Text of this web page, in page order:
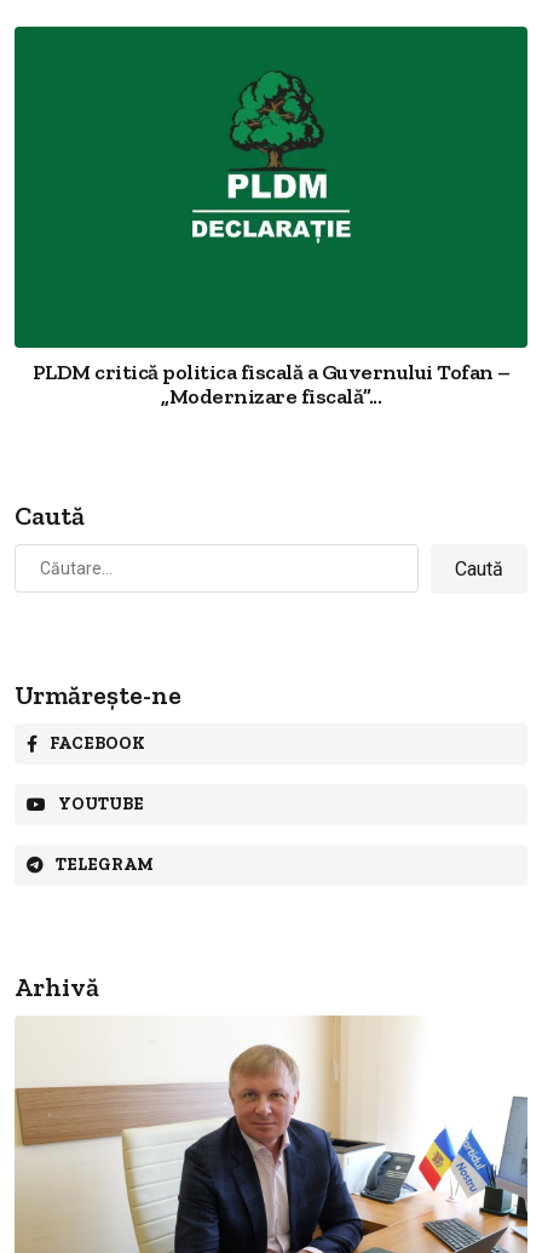
PLDM critică politica fiscală a Guvernului Tofan –
„Modernizare fiscală”...
Caută
după:
Urmărește-ne
FACEBOOK
YOUTUBE
TELEGRAM
Arhivă